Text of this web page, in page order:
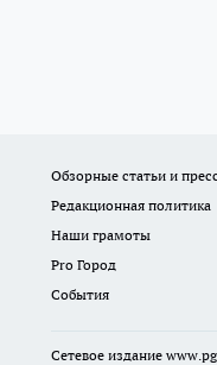
Обзорные статьи и
Редакционная политика
Наши грамоты
Pro Город
События
Сетевое издание